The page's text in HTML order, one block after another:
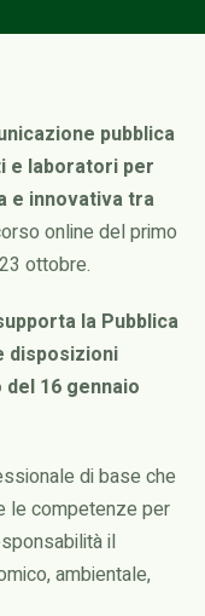
pubblica
e laboratori per
e innovativa tra
online del primo
ottobre.
la Pubblica
disposizioni
16 gennaio
di base che
le competenze per
il
ambientale,